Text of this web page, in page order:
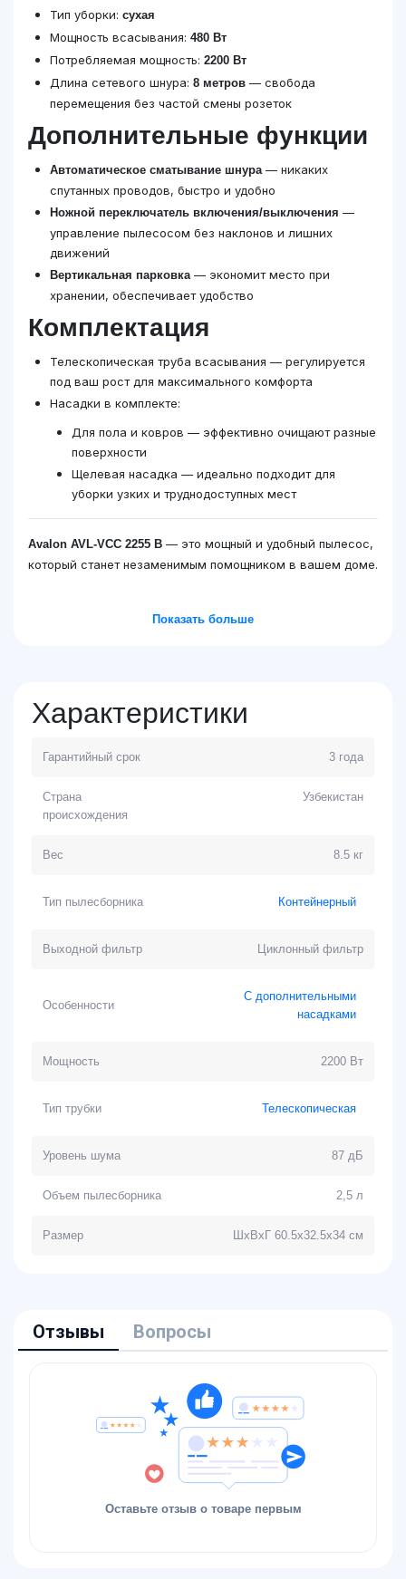
Тип уборки: сухая
Мощность всасывания: 480 Вт
Потребляемая мощность: 2200 Вт
Длина сетевого шнура: 8 метров — свобода
перемещения без частой смены розеток
Дополнительные функции
Автоматическое сматывание шнура — никаких
спутанных проводов, быстро и удобно
Ножной переключатель включения/выключения —
управление пылесосом без наклонов и лишних
движений
Вертикальная парковка — экономит место при
хранении, обеспечивает удобство
Комплектация
Телескопическая труба всасывания — регулируется
под ваш рост для максимального комфорта
Насадки в комплекте:
Для пола и ковров — эффективно очищают разные
поверхности
Щелевая насадка — идеально подходит для
уборки узких и труднодоступных мест
Avalon AVL-VCC 2255 B — это мощный и удобный пылесос,
который станет незаменимым помощником в вашем доме.
Показать больше
Характеристики
Гарантийный срок 3 года
Страна
происхождения
Узбекистан
Вес 8.5 кг
Тип пылесборника Контейнерный
Выходной фильтр Циклонный фильтр
Особенности
С дополнительными
насадками
Мощность 2200 Вт
Тип трубки Телескопическая
Уровень шума 87 дБ
Объем пылесборника 2,5 л
Размер ШхВхГ 60.5x32.5x34 см
Отзывы Вопросы
Оставьте отзыв о товаре первым